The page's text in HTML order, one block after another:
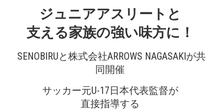
ジュニアアスリートと
支える家族の強い味方に！
SENOBIRUと株式会社ARROWS NAGASAKIが共
同開催
サッカー元U-17日本代表監督が
直接指導する